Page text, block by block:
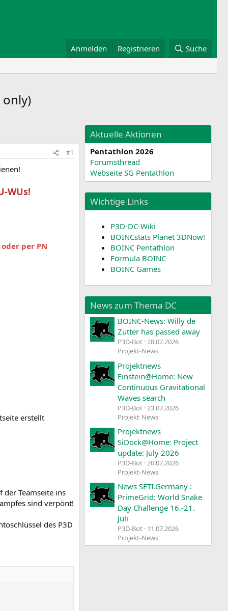
Anmelden Registrieren Suche
only)
#1
WUs!
per PN
erstellt
der Teamseite ins
sind verpönt!
des P3D
Aktuelle Aktionen
Pentathlon 2026
Forumsthread
Webseite SG Pentathlon
Wichtige Links
P3D-DC-Wiki
BOINCstats Planet 3DNow!
BOINC Pentathlon
Formula BOINC
BOINC Games
News zum Thema DC
BOINC-News: Willy de
Zutter has passed away
P3D-Bot 28.07.2026
Projekt-News
Projektnews
Einstein@Home: New
Continuous Gravitational
Waves search
P3D-Bot 23.07.2026
Projekt-News
Projektnews
SiDock@Home: Project
update: July 2026
P3D-Bot 20.07.2026
Projekt-News
News SETI.Germany :
PrimeGrid: World Snake
Day Challenge 16.-21.
Juli
P3D-Bot 11.07.2026
Projekt-News